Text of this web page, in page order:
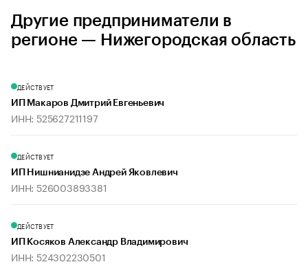
Другие предприниматели в
регионе — Нижегородская область
ДЕЙСТВУЕТ
ИП Макаров Дмитрий Евгеньевич
ИНН: 525627211197
ДЕЙСТВУЕТ
ИП Нишнианидзе Андрей Яковлевич
ИНН: 526003893381
ДЕЙСТВУЕТ
ИП Косяков Александр Владимирович
ИНН: 524302230501